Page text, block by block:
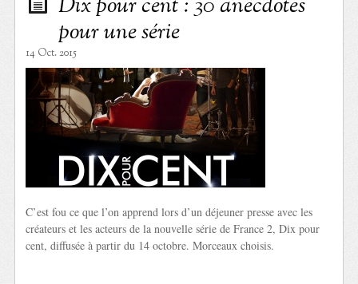
pour une série
14 Oct. 2015
C’est fou ce que l’on apprend lors d’un déjeuner presse avec les
créateurs et les acteurs de la nouvelle série de France 2, Dix pour
cent, diffusée à partir du 14 octobre. Morceaux choisis.